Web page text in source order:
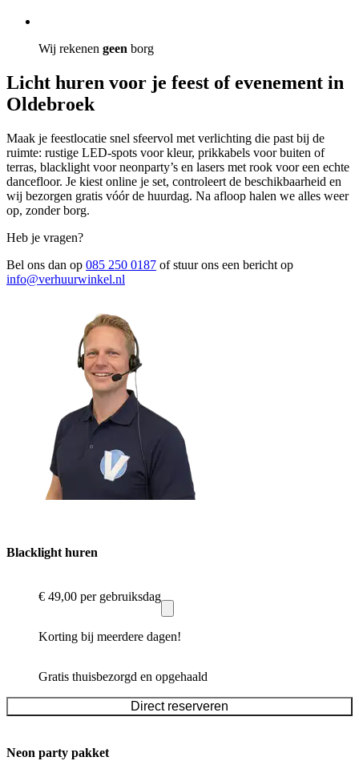
Wij rekenen geen borg
Licht huren voor je feest of evenement in
Oldebroek
Maak je feestlocatie snel sfeervol met verlichting die past bij de
ruimte: rustige LED-spots voor kleur, prikkabels voor buiten of
terras, blacklight voor neonparty’s en lasers met rook voor een echte
dancefloor. Je kiest online je set, controleert de beschikbaarheid en
wij bezorgen gratis vóór de huurdag. Na afloop halen we alles weer
op, zonder borg.
Heb je vragen?
Bel ons dan op 085 250 0187 of stuur ons een bericht op
info@verhuurwinkel.nl
Blacklight huren
€ 49,00 per gebruiksdag
Korting bij meerdere dagen!
Gratis thuisbezorgd en opgehaald
Direct reserveren
Neon party pakket